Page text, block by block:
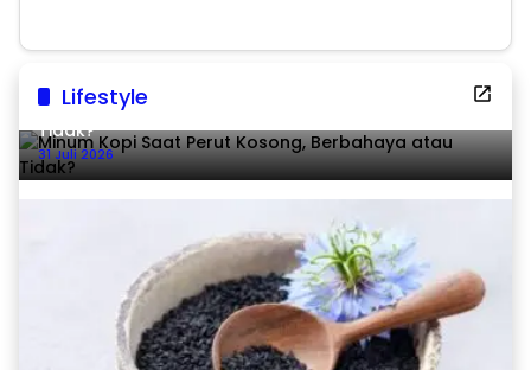
Lifestyle
Minum Kopi Saat Perut Kosong, Berbahaya atau
Tidak?
31 Juli 2026